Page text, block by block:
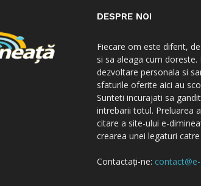
DESPRE NOI
Fiecare om este diferit,
si sa aleaga cum
dezvoltare personala si
sfaturile oferite aici au
Sunteti incurajati sa
intrebarii totul. Preluarea
citare a site-ului e-
crearea unei legaturi
Contactați-ne: